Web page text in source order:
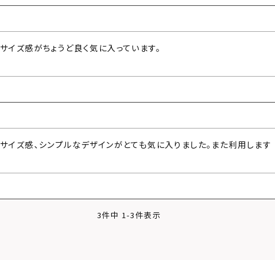
サイズ感がちょうど良く気に入っています。
サイズ感、シンプルなデザインがとても気に入りました。また利用します
3件中 1-3件表示